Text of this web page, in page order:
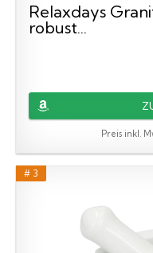
Relaxdays
robust...
Preis inkl.
# 3